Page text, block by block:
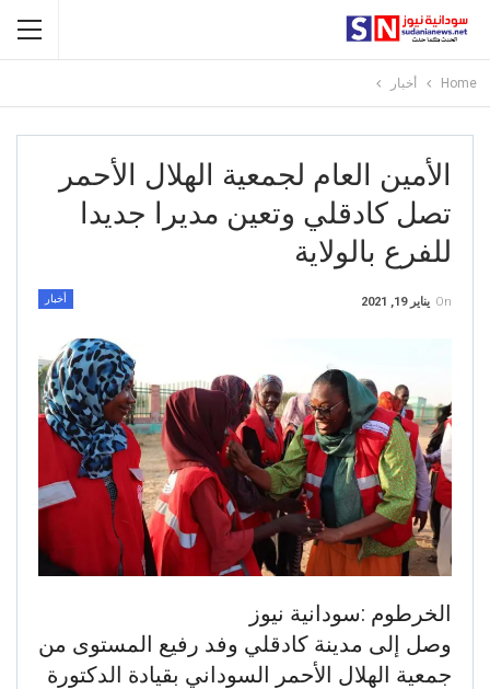
Home أخبار
الأمين العام لجمعية الهلال الأحمر
تصل كادقلي وتعين مديرا جديدا
للفرع بالولاية
أخبار On يناير 19, 2021
الخرطوم :سودانية نيوز
وصل إلى مدينة كادقلي وفد رفيع المستوى من
جمعية الهلال الأحمر السوداني بقيادة الدكتورة